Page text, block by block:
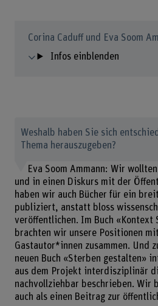
Corina Caduff und Eva Soom
Infos einblenden
Weshalb haben Sie sich
Thema herauszugeben?
Eva Soom Ammann: Wir
und in einen Diskurs mit der
haben wir auch Bücher für ein
publiziert, anstatt bloss
veröffentlichen. Im Buch «Kontext
brachten wir unsere Positionen
Gastautor*innen zusammen. Und
neuen Buch «Sterben gestalten»
aus dem Projekt interdisziplinär
nachvollziehbar beschrieben. Wir
auch als einen Beitrag zur